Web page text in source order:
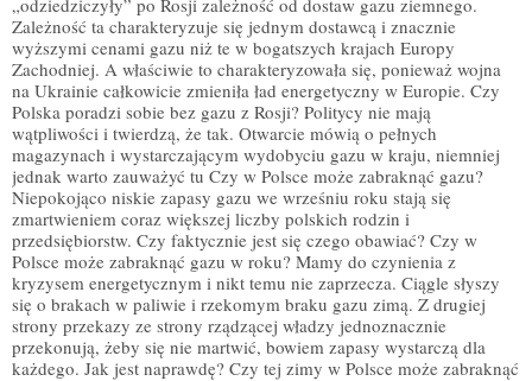
„odziedziczyły” po Rosji zależność od dostaw gazu ziemnego.
Zależność ta charakteryzuje się jednym dostawcą i znacznie
wyższymi cenami gazu niż te w bogatszych krajach Europy
Zachodniej. A właściwie to charakteryzowała się, ponieważ wojna
na Ukrainie całkowicie zmieniła ład energetyczny w Europie. Czy
Polska poradzi sobie bez gazu z Rosji? Politycy nie mają
wątpliwości i twierdzą, że tak. Otwarcie mówią o pełnych
magazynach i wystarczającym wydobyciu gazu w kraju, niemniej
jednak warto zauważyć tu Czy w Polsce może zabraknąć gazu?
Niepokojąco niskie zapasy gazu we wrześniu roku stają się
zmartwieniem coraz większej liczby polskich rodzin i
przedsiębiorstw. Czy faktycznie jest się czego obawiać? Czy w
Polsce może zabraknąć gazu w roku? Mamy do czynienia z
kryzysem energetycznym i nikt temu nie zaprzecza. Ciągle słyszy
się o brakach w paliwie i rzekomym braku gazu zimą. Z drugiej
strony przekazy ze strony rządzącej władzy jednoznacznie
przekonują, żeby się nie martwić, bowiem zapasy wystarczą dla
każdego. Jak jest naprawdę? Czy tej zimy w Polsce może zabraknąć